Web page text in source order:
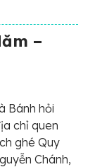
–
Bánh hỏi
chỉ quen
ghé Quy
Chánh,